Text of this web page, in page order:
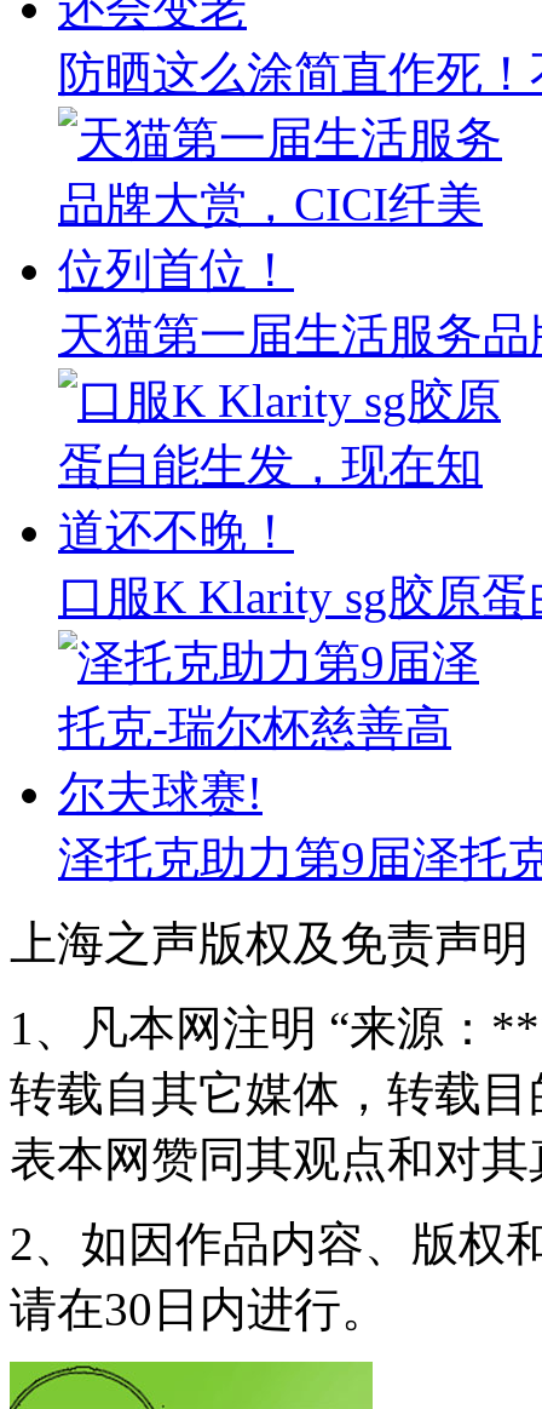
防晒这么涂简直作死
天猫第一届生活服务
口服K Klarity sg胶原
泽托克助力第9届泽托
上海之声版权及免责声明
1、凡本网注明 “来源：
转载自其它媒体，转载
表本网赞同其观点和对
2、如因作品内容、版权
请在30日内进行。